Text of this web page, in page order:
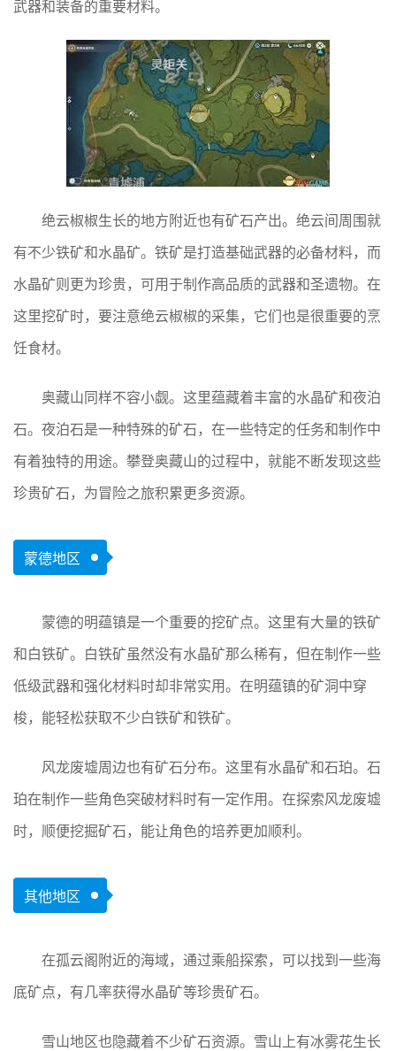
武器和装备的重要材料。
绝云椒椒生长的地方附近也有矿石产出。绝云间周围就
有不少铁矿和水晶矿。铁矿是打造基础武器的必备材料，而
水晶矿则更为珍贵，可用于制作高品质的武器和圣遗物。在
这里挖矿时，要注意绝云椒椒的采集，它们也是很重要的烹
饪食材。
奥藏山同样不容小觑。这里蕴藏着丰富的水晶矿和夜泊
石。夜泊石是一种特殊的矿石，在一些特定的任务和制作中
有着独特的用途。攀登奥藏山的过程中，就能不断发现这些
珍贵矿石，为冒险之旅积累更多资源。
蒙德地区
蒙德的明蕴镇是一个重要的挖矿点。这里有大量的铁矿
和白铁矿。白铁矿虽然没有水晶矿那么稀有，但在制作一些
低级武器和强化材料时却非常实用。在明蕴镇的矿洞中穿
梭，能轻松获取不少白铁矿和铁矿。
风龙废墟周边也有矿石分布。这里有水晶矿和石珀。石
珀在制作一些角色突破材料时有一定作用。在探索风龙废墟
时，顺便挖掘矿石，能让角色的培养更加顺利。
其他地区
在孤云阁附近的海域，通过乘船探索，可以找到一些海
底矿点，有几率获得水晶矿等珍贵矿石。
雪山地区也隐藏着不少矿石资源。雪山上有冰雾花生长